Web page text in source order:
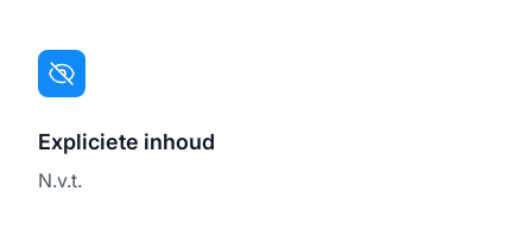
Expliciete inhoud
N.v.t.